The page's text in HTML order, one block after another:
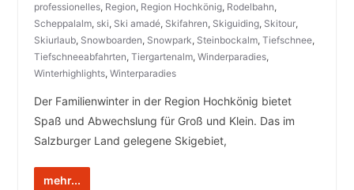
professionelles, Region, Region Hochkönig, Rodelbahn,
Scheppalalm, ski, Ski amadé, Skifahren, Skiguiding, Skitour,
Skiurlaub, Snowboarden, Snowpark, Steinbockalm, Tiefschnee,
Tiefschneeabfahrten, Tiergartenalm, Winderparadies,
Winterhighlights, Winterparadies
Der Familienwinter in der Region Hochkönig bietet
Spaß und Abwechslung für Groß und Klein. Das im
Salzburger Land gelegene Skigebiet,
mehr...